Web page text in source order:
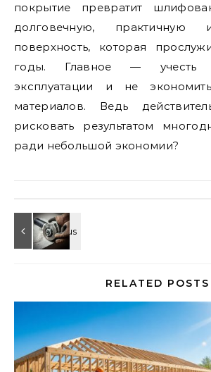
покрытие превратит
долговечную, практичную
поверхность, которая
годы. Главное — учесть
эксплуатации и не
материалов. Ведь
рисковать результатом
ради небольшой экономии?
RELATED POSTS